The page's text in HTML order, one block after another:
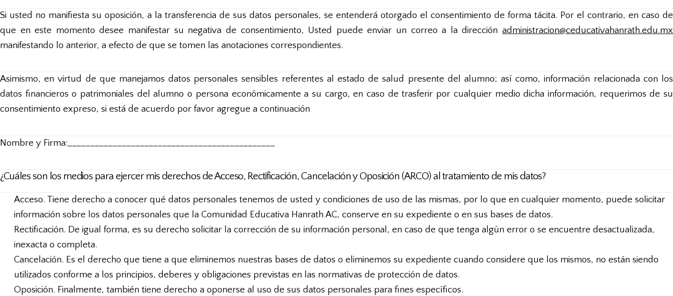
Si usted no manifiesta su oposición, a la transferencia de sus datos personales, se entenderá otorgado el consentimiento de forma tácita. Por el contrario, en caso de
que en este momento desee manifestar su negativa de consentimiento, Usted puede enviar un correo a la dirección administracion@ceducativahanrath.edu.mx
manifestando lo anterior, a efecto de que se tomen las anotaciones correspondientes.
Asimismo, en virtud de que manejamos datos personales sensibles referentes al estado de salud presente del alumno; así como, información relacionada con los
datos financieros o patrimoniales del alumno o persona económicamente a su cargo, en caso de trasferir por cualquier medio dicha información, requerimos de su
consentimiento expreso, si está de acuerdo por favor agregue a continuación
Nombre y Firma:______________________________________________
¿Cuáles son los medios para ejercer mis derechos de Acceso, Rectificación, Cancelación y Oposición (ARCO) al tratamiento de mis datos?
Acceso. Tiene derecho a conocer qué datos personales tenemos de usted y condiciones de uso de las mismas, por lo que en cualquier momento, puede solicitar
información sobre los datos personales que la Comunidad Educativa Hanrath AC, conserve en su expediente o en sus bases de datos.
Rectificación. De igual forma, es su derecho solicitar la corrección de su información personal, en caso de que tenga algún error o se encuentre desactualizada,
inexacta o completa.
Cancelación. Es el derecho que tiene a que eliminemos nuestras bases de datos o eliminemos su expediente cuando considere que los mismos, no están siendo
utilizados conforme a los principios, deberes y obligaciones previstas en las normativas de protección de datos.
Oposición. Finalmente, también tiene derecho a oponerse al uso de sus datos personales para fines específicos.